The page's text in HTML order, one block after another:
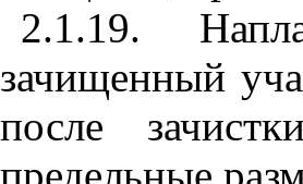
2.1.19.
зачищенный
после